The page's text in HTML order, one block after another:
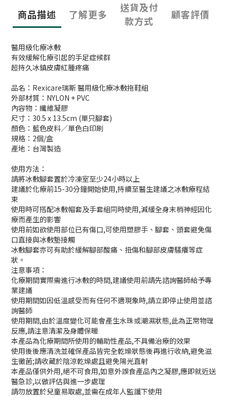
商品描述 了解更多
送貨及付
款方式
顧客評價
醫用級化療冰敷
有效緩解化療引起的手足症候群
超持久冰鎮皮膚紅腫疼痛
品名：Rexicare瑞斯 醫用級化療冰敷拖鞋組
外部材質：NYLON + PVC
內容物：纖維凝膠
尺寸：30.5 x 13.5cm (單只腳套)
顏色：藍色皮料／單色白印刷
規格：2個/盒
產地：台灣製造
使用方法：
請將冰敷腳套置於冷凍室至少24小時以上
建議於化療前15-30分鐘開始使用,持續至醫生建議之冰敷療程結
束
使用時可搭配冰敷帽套及手套組同時使用,減緩全身末梢神經因化
療而產生的影響
使用前如欲使用部位已有傷口,可使用塑膠手、腳套、頭套避免傷
口直接與冰敷墊接觸
冰敷腳套亦可有助於緩解腳部酸痛、扭傷和腳部皮膚騷癢等症
狀。
注意事項：
化療期間實際需進行冰敷的時間,建議使用前請先諮詢醫師給予專
業建議
使用期間如因低溫感受而有任何不適現象時,請立即停止使用並諮
詢醫師
使用期間,由於溫度變化可能會產生水珠或潮濕狀態,此為正常物理
反應,請注意清潔及身體保暖
本產品為化療期間所使用的輔助性產品,不具備治療的效果
使用後後應清洗並確保產品皆完全乾燥狀態後再進行收納,避免滋
生黴菌;請收藏於陰涼乾燥處且避免陽光直射
本產品僅供外用,絕不可食用,如意外誤食產品內之凝膠,應即就近送
醫急診,以做評估與進一步處理
請勿放置於兒童易取處,並需在成年人監護下使用